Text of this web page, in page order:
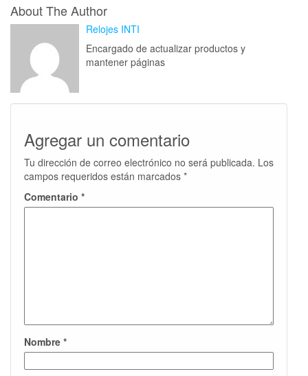
About The Author
Relojes INTI
Encargado de actualizar productos y
mantener páginas
Agregar un comentario
Tu dirección de correo electrónico no será publicada. Los
campos requeridos están marcados *
Comentario *
Nombre *